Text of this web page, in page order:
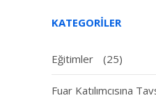
KATEGORILER
Eğitimler (25)
Fuar Katılımcısına